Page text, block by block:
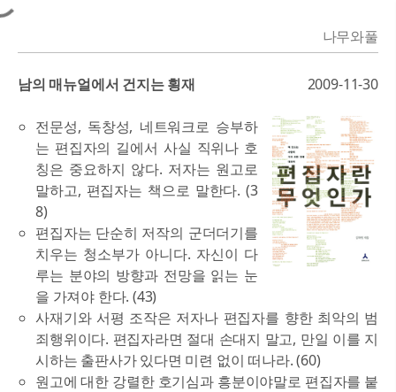
나무와풀
남의 매뉴얼에서 건지는 횡재 2009-11-30
전문성, 독창성, 네트워크로 승부하
는 편집자의 길에서 사실 직위나 호
칭은 중요하지 않다. 저자는 원고로
말하고, 편집자는 책으로 말한다. (3
8)
편집자는 단순히 저작의 군더더기를
치우는 청소부가 아니다. 자신이 다
루는 분야의 방향과 전망을 읽는 눈
을 가져야 한다. (43)
사재기와 서평 조작은 저자나 편집자를 향한 최악의 범
죄행위이다. 편집자라면 절대 손대지 말고, 만일 이를 지
시하는 출판사가 있다면 미련 없이 떠나라. (60)
원고에 대한 강렬한 호기심과 흥분이야말로 편집자를 붙